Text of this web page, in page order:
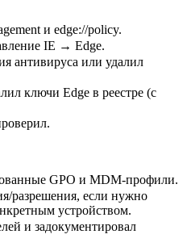
и edge://policy.
IE → Edge.
антивируса или удалил
ключи Edge в реестре (с
GPO и MDM-профили.
разрешения, если нужно
устройством.
и задокументировал